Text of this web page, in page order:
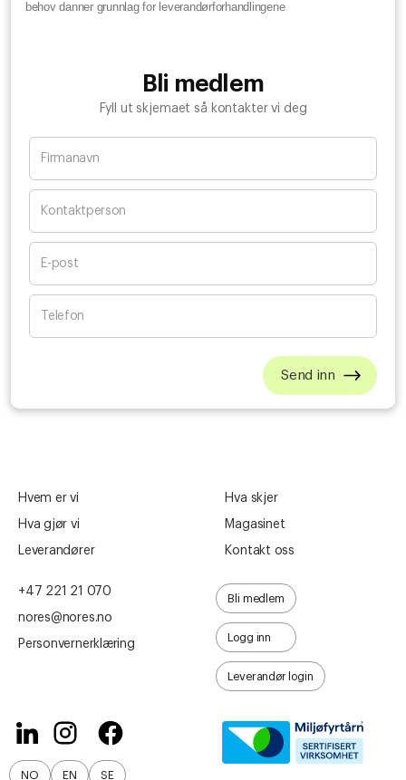
behov danner grunnlag for leverandørforhandlingene
Bli medlem
Fyll ut skjemaet så kontakter vi deg
Hvem er vi
Hva gjør vi
Leverandører
Hva skjer
Magasinet
Kontakt oss
+47 221 21 070
nores@nores.no
Personvernerklæring
Bli medlem
Logg inn
Leverandør login
NO EN SE